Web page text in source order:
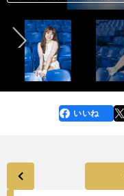
faceboo
k
いいね